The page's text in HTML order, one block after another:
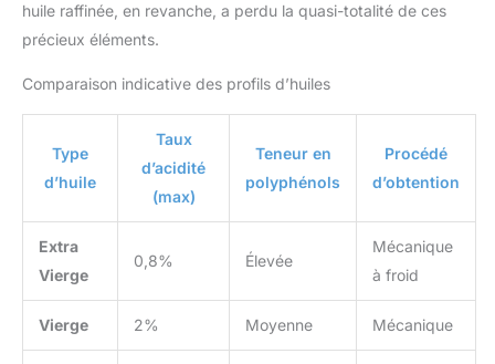
huile raffinée, en revanche, a perdu la quasi-totalité de ces
précieux éléments.
Comparaison indicative des profils d’huiles
Type
d’huile
Taux
d’acidité
(max)
Teneur en
polyphénols
Procédé
d’obtention
Extra
Vierge
0,8% Élevée
Mécanique
à froid
Vierge 2% Moyenne Mécanique